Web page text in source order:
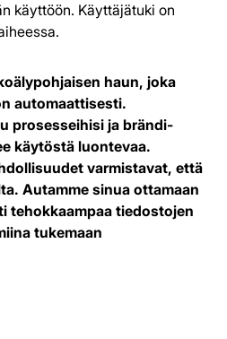
käyttöön. Käyttäjätuki on
haun, joka
automaattisesti.
prosesseihisi ja brändi-
käytöstä luontevaa.
varmistavat, että
Autamme sinua ottamaan
tehokkaampaa tiedostojen
tukemaan